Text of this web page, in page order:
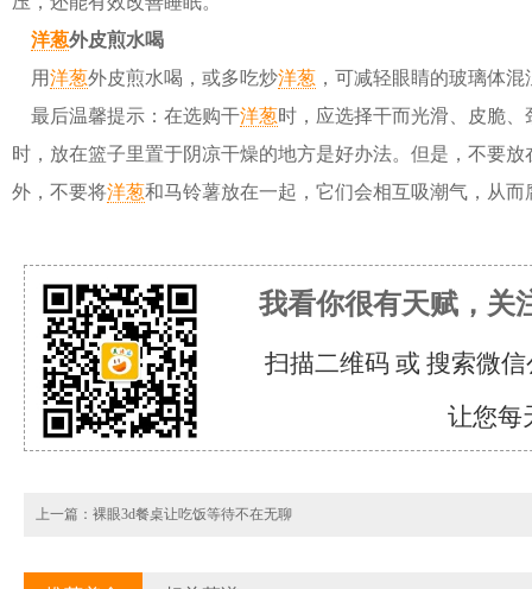
洋葱外皮煎水喝
用洋葱外皮煎水喝，或多吃炒洋葱 ，可减轻眼睛的玻璃体
最后温馨提示：在选购干洋葱时，应选择干而光滑、皮脆
时，放在篮子里置于阴凉干燥的地方是好办法。但是，不要
外，不要将洋葱和马铃薯放在一起，它们会相互吸潮气，从而
我看你很有天赋，关
扫描二维码 或 搜索微
让您每
上一篇： 裸眼3d餐桌让吃饭等待不在无聊